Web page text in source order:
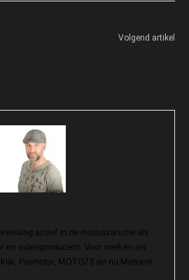
Volgend artikel
actief in de motorbranche als
en videoproducent. Voor merken als
Promotor, MOTO73 en nu Motor.nl.